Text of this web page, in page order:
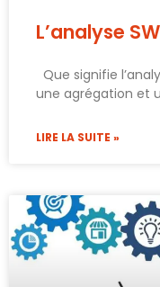
L’analyse
Que signifie
une agrégation et
LIRE LA SUITE »